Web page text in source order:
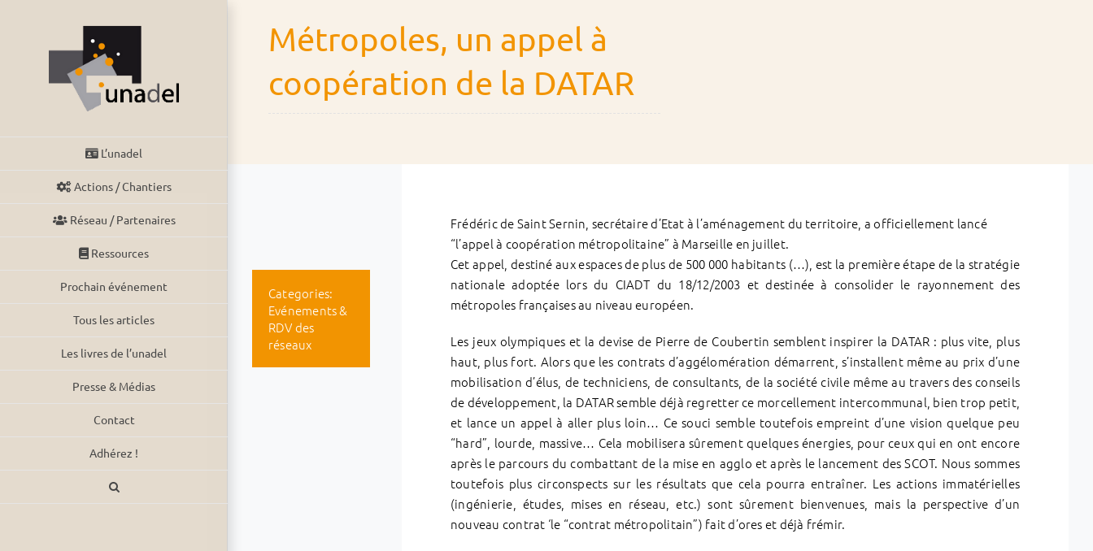
L’unadel
Actions / Chantiers
Réseau / Partenaires
Ressources
Prochain événement
Tous les articles
Les livres de l’unadel
Presse & Médias
Contact
Adhérez !
Métropoles, un appel à
coopération de la DATAR
Categories:
Evénements &
RDV des
réseaux
Frédéric de Saint Sernin, secrétaire d’Etat à l’aménagement du territoire, a officiellement lancé
“l’appel à coopération métropolitaine” à Marseille en juillet.
Cet appel, destiné aux espaces de plus de 500 000 habitants (…), est la première étape de la stratégie
nationale adoptée lors du CIADT du 18/12/2003 et destinée à consolider le rayonnement des
métropoles françaises au niveau européen.
Les jeux olympiques et la devise de Pierre de Coubertin semblent inspirer la DATAR : plus vite, plus
haut, plus fort. Alors que les contrats d’aggélomération démarrent, s’installent même au prix d’une
mobilisation d’élus, de techniciens, de consultants, de la société civile même au travers des conseils
de développement, la DATAR semble déjà regretter ce morcellement intercommunal, bien trop petit,
et lance un appel à aller plus loin… Ce souci semble toutefois empreint d’une vision quelque peu
“hard”, lourde, massive… Cela mobilisera sûrement quelques énergies, pour ceux qui en ont encore
après le parcours du combattant de la mise en agglo et après le lancement des SCOT. Nous sommes
toutefois plus circonspects sur les résultats que cela pourra entraîner. Les actions immatérielles
(ingénierie, études, mises en réseau, etc.) sont sûrement bienvenues, mais la perspective d’un
nouveau contrat ‘le “contrat métropolitain”) fait d’ores et déjà frémir.